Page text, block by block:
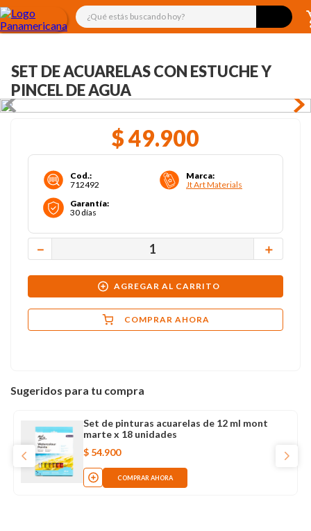
¿Qué estás buscando hoy?
SET DE ACUARELAS CON ESTUCHE Y
PINCEL DE AGUA
$49.900
Cod.:
712492
Marca:
Jt Art Materials
Garantía:
30 días
＋
－
AGREGAR AL CARRITO
COMPRAR AHORA
Sugeridos para tu compra
Set de pinturas acuarelas de 12 ml mont
marte x 18 unidades
$ 54.900
COMPRAR AHORA